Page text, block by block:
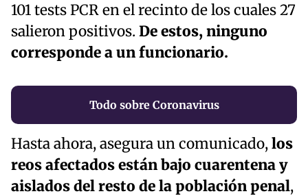
101 tests PCR en el recinto de los cuales 27
salieron positivos. De estos, ninguno
corresponde a un funcionario.
Todo sobre Coronavirus
Hasta ahora, asegura un comunicado,los
reos afectados están bajo cuarentena y
aislados del resto de la población penal,